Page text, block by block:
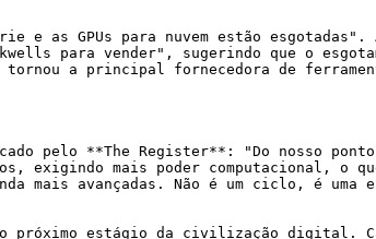
e as GPUs para nuvem estão
para vender", sugerindo que o
tornou a principal fornecedora de
pelo **The Register**: "Do nosso
mais poder computacional, o
avançadas. Não é um ciclo, é uma
próximo estágio da civilização digital.